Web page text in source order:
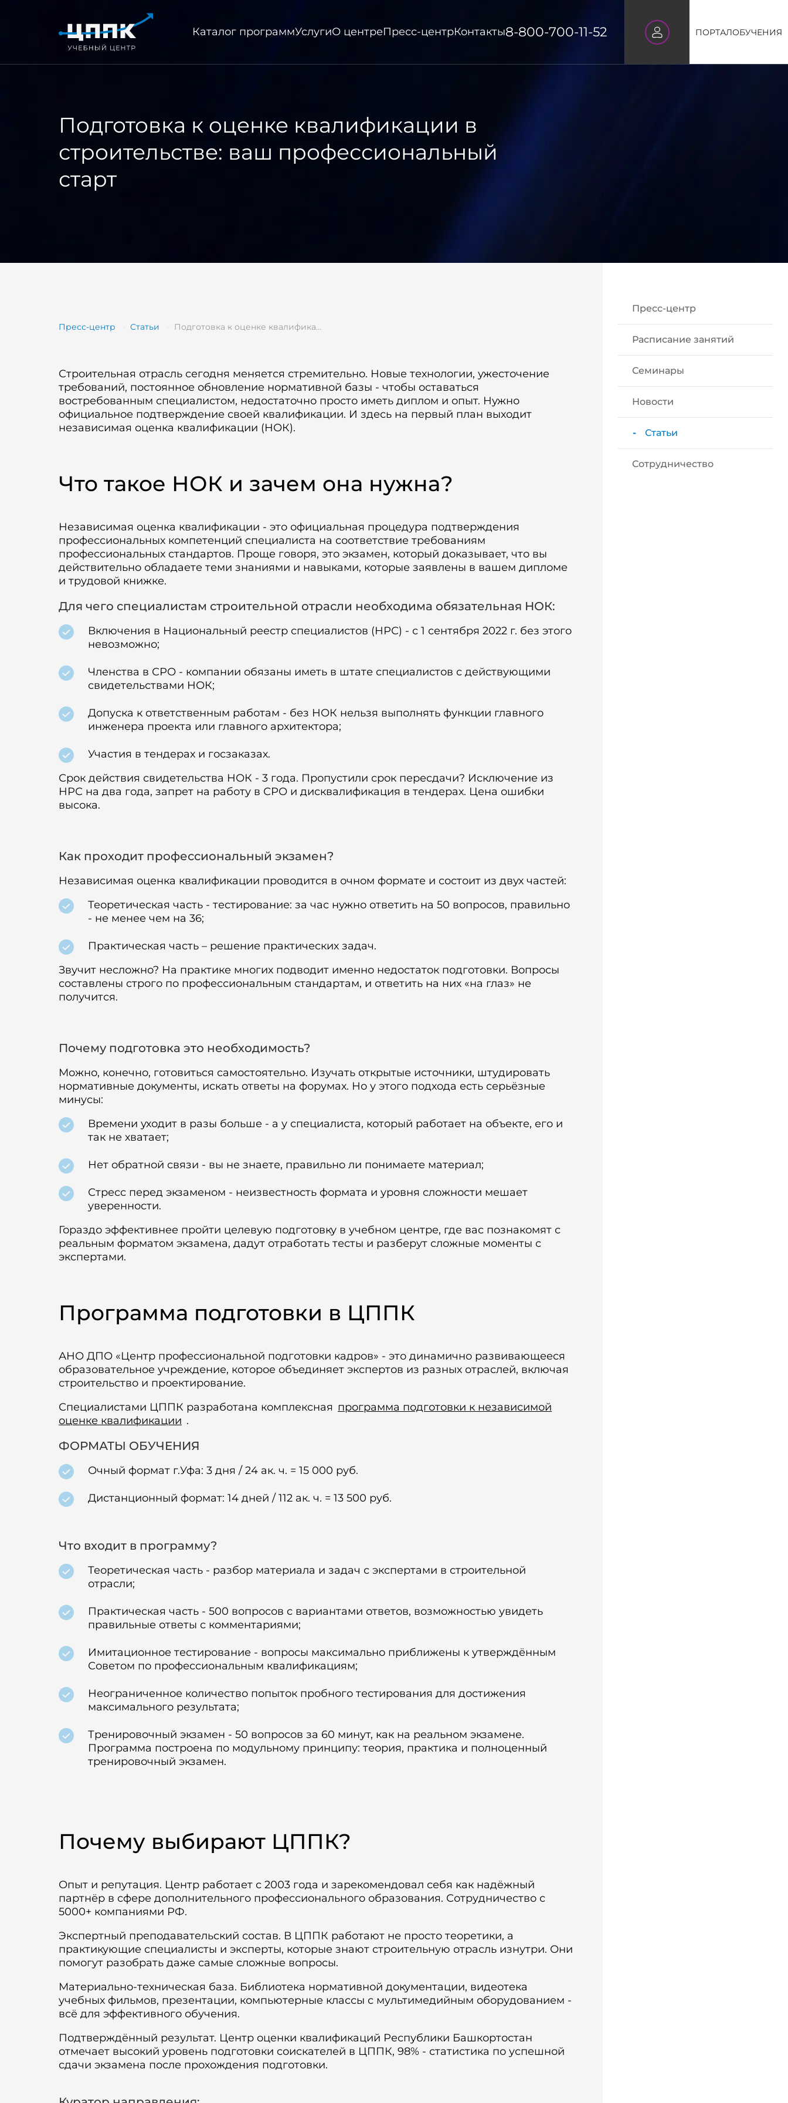
Каталог программУслугиО центреПресс-центрКонтакты8-800-700-11-52 ПОРТАЛОБУЧЕНИЯ
Подготовка к оценке квалификации в
строительстве: ваш профессиональный
старт
Пресс-центр
Расписание занятий
Семинары
Новости
Статьи
Сотрудничество
Пресс-центр Статьи Подготовка к оценке квалификации в строительстве: ваш профессиональный старт
Строительная отрасль сегодня меняется стремительно. Новые технологии, ужесточение
требований, постоянное обновление нормативной базы - чтобы оставаться
востребованным специалистом, недостаточно просто иметь диплом и опыт. Нужно
официальное подтверждение своей квалификации. И здесь на первый план выходит
независимая оценка квалификации (НОК).
Что такое НОК и зачем она нужна?
Независимая оценка квалификации - это официальная процедура подтверждения
профессиональных компетенций специалиста на соответствие требованиям
профессиональных стандартов. Проще говоря, это экзамен, который доказывает, что вы
действительно обладаете теми знаниями и навыками, которые заявлены в вашем дипломе
и трудовой книжке.
Для чего специалистам строительной отрасли необходима обязательная НОК:
Включения в Национальный реестр специалистов (НРС) - с 1 сентября 2022 г. без этого
невозможно;
Членства в СРО - компании обязаны иметь в штате специалистов с действующими
свидетельствами НОК;
Допуска к ответственным работам - без НОК нельзя выполнять функции главного
инженера проекта или главного архитектора;
Участия в тендерах и госзаказах.
Срок действия свидетельства НОК - 3 года. Пропустили срок пересдачи? Исключение из
НРС на два года, запрет на работу в СРО и дисквалификация в тендерах. Цена ошибки
высока.
Как проходит профессиональный экзамен?
Независимая оценка квалификации проводится в очном формате и состоит из двух частей:
Теоретическая часть - тестирование: за час нужно ответить на 50 вопросов, правильно
- не менее чем на 36;
Практическая часть – решение практических задач.
Звучит несложно? На практике многих подводит именно недостаток подготовки. Вопросы
составлены строго по профессиональным стандартам, и ответить на них «на глаз» не
получится.
Почему подготовка это необходимость?
Можно, конечно, готовиться самостоятельно. Изучать открытые источники, штудировать
нормативные документы, искать ответы на форумах. Но у этого подхода есть серьёзные
минусы:
Времени уходит в разы больше - а у специалиста, который работает на объекте, его и
так не хватает;
Нет обратной связи - вы не знаете, правильно ли понимаете материал;
Стресс перед экзаменом - неизвестность формата и уровня сложности мешает
уверенности.
Гораздо эффективнее пройти целевую подготовку в учебном центре, где вас познакомят с
реальным форматом экзамена, дадут отработать тесты и разберут сложные моменты с
экспертами.
Программа подготовки в ЦППК
АНО ДПО «Центр профессиональной подготовки кадров» - это динамично развивающееся
образовательное учреждение, которое объединяет экспертов из разных отраслей, включая
строительство и проектирование.
Специалистами ЦППК разработана комплексная программа подготовки к независимой
оценке квалификации .
ФОРМАТЫ ОБУЧЕНИЯ
Очный формат г.Уфа: 3 дня / 24 ак. ч. = 15 000 руб.
Дистанционный формат: 14 дней / 112 ак. ч. = 13 500 руб.
Что входит в программу?
Теоретическая часть - разбор материала и задач с экспертами в строительной
отрасли;
Практическая часть - 500 вопросов с вариантами ответов, возможностью увидеть
правильные ответы с комментариями;
Имитационное тестирование - вопросы максимально приближены к утверждённым
Советом по профессиональным квалификациям;
Неограниченное количество попыток пробного тестирования для достижения
максимального результата;
Тренировочный экзамен - 50 вопросов за 60 минут, как на реальном экзамене.
Программа построена по модульному принципу: теория, практика и полноценный
тренировочный экзамен.
Почему выбирают ЦППК?
Опыт и репутация. Центр работает с 2003 года и зарекомендовал себя как надёжный
партнёр в сфере дополнительного профессионального образования. Сотрудничество с
5000+ компаниями РФ.
Экспертный преподавательский состав. В ЦППК работают не просто теоретики, а
практикующие специалисты и эксперты, которые знают строительную отрасль изнутри. Они
помогут разобрать даже самые сложные вопросы.
Материально-техническая база. Библиотека нормативной документации, видеотека
учебных фильмов, презентации, компьютерные классы с мультимедийным оборудованием -
всё для эффективного обучения.
Подтверждённый результат. Центр оценки квалификаций Республики Башкортостан
отмечает высокий уровень подготовки соискателей в ЦППК, 98% - статистика по успешной
сдачи экзамена после прохождения подготовки.